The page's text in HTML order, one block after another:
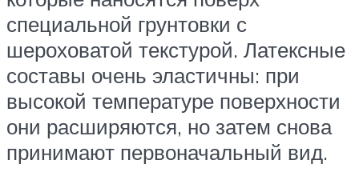
специальной грунтовки с
шероховатой текстурой. Латексные
составы очень эластичны: при
высокой температуре поверхности
они расширяются, но затем снова
принимают первоначальный вид.